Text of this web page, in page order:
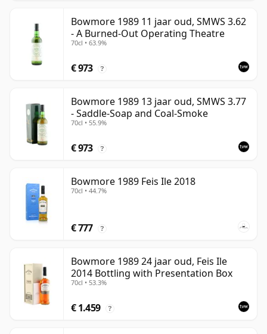
Bowmore 1989 11 jaar oud, SMWS 3.62
- A Burned-Out Operating Theatre
70cl • 63.9%
€ 973 ?
Bowmore 1989 13 jaar oud, SMWS 3.77
- Saddle-Soap and Coal-Smoke
70cl • 55.9%
€ 973 ?
Bowmore 1989 Feis Ile 2018
70cl • 44.7%
€ 777 ?
Bowmore 1989 24 jaar oud, Feis Ile
2014 Bottling with Presentation Box
70cl • 53.3%
€ 1.459 ?